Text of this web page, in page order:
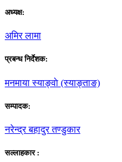
अध्यक्ष:
अमिर लामा
प्रबन्ध निर्देशक:
मनमाया स्याङ्वाे (स्याङ्ताङ)
सम्पादक:
नरेन्द्र बहादुर तण्डुकार
सल्लाहकार :